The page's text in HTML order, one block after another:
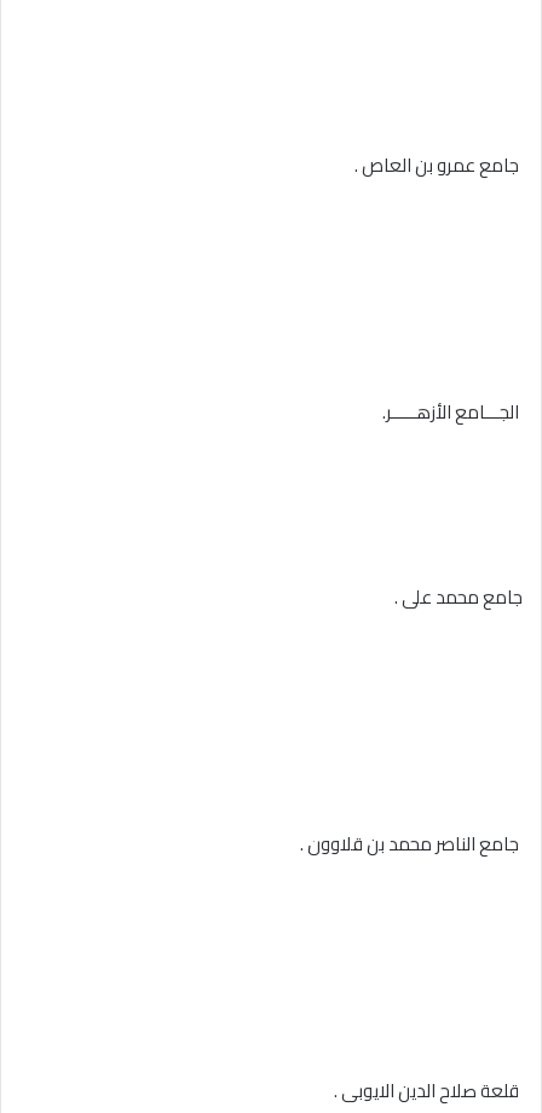
جامع عمرو بن العاص .
الجـــامع الأزهـــــر.
جامع محمد على .
جامع الناصر محمد بن قلاوون .
قلعة صلاح الدين الايوبى .